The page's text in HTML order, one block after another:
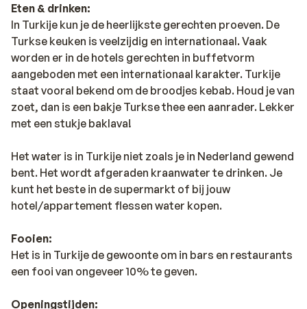
Eten & drinken:
In Turkije kun je de heerlijkste gerechten proeven. De
Turkse keuken is veelzijdig en internationaal. Vaak
worden er in de hotels gerechten in buffetvorm
aangeboden met een internationaal karakter. Turkije
staat vooral bekend om de broodjes kebab. Houd je van
zoet, dan is een bakje Turkse thee een aanrader. Lekker
met een stukje baklava!
Het water is in Turkije niet zoals je in Nederland gewend
bent. Het wordt afgeraden kraanwater te drinken. Je
kunt het beste in de supermarkt of bij jouw
hotel/appartement flessen water kopen.
Fooien:
Het is in Turkije de gewoonte om in bars en restaurants
een fooi van ongeveer 10% te geven.
Openingstijden: